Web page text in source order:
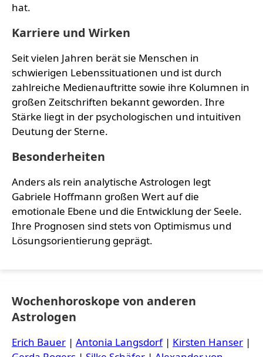
hat.
Karriere und Wirken
Seit vielen Jahren berät sie Menschen in
schwierigen Lebenssituationen und ist durch
zahlreiche Medienauftritte sowie ihre Kolumnen in
großen Zeitschriften bekannt geworden. Ihre
Stärke liegt in der psychologischen und intuitiven
Deutung der Sterne.
Besonderheiten
Anders als rein analytische Astrologen legt
Gabriele Hoffmann großen Wert auf die
emotionale Ebene und die Entwicklung der Seele.
Ihre Prognosen sind stets von Optimismus und
Lösungsorientierung geprägt.
Wochenhoroskope von anderen
Astrologen
Erich Bauer | Antonia Langsdorf| Kirsten Hanser |